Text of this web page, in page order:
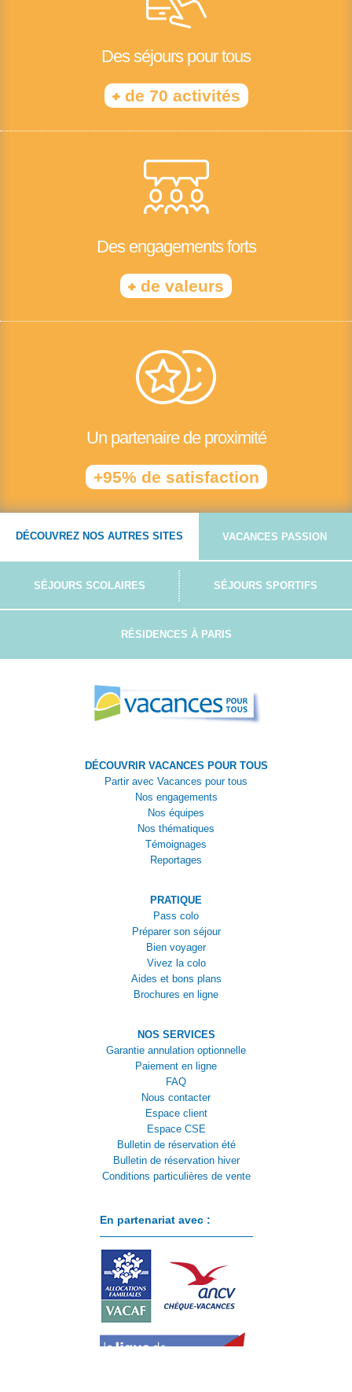
Des séjours pour tous
+de 70 activités
Des engagements forts
+ de valeurs
Un partenaire de proximité
+95% de satisfaction
DÉCOUVREZ NOS AUTRES SITES VACANCES PASSION
SÉJOURS SCOLAIRES SÉJOURS SPORTIFS
RÉSIDENCES À PARIS
DÉCOUVRIR VACANCES POUR TOUS
Partir avec Vacances pour tous
Nos engagements
Nos équipes
Nos thématiques
Témoignages
Reportages
PRATIQUE
Pass colo
Préparer son séjour
Bien voyager
Vivez la colo
Aides et bons plans
Brochures en ligne
NOS SERVICES
Garantie annulation optionnelle
Paiement en ligne
FAQ
Nous contacter
Espace client
Espace CSE
Bulletin de réservation été
Bulletin de réservation hiver
Conditions particulières de vente
En partenariat avec :